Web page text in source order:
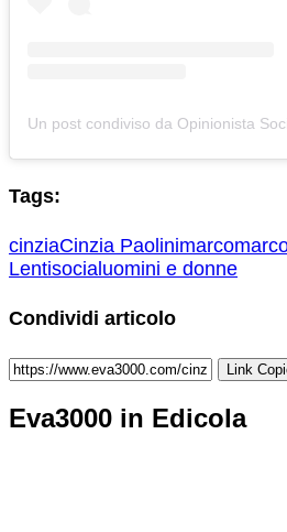
Tags:
cinziaCinzia Paolinimarco
Lentisocial uomini e donne
Condividi articolo
Link
Eva3000 in Edicola